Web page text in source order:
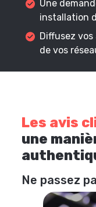
Une
installation
Diffusez vos
de vos
Les avis
une
Ne passez